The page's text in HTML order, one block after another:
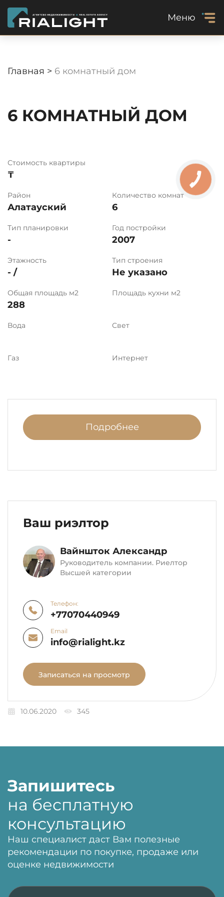
Меню
Главная > 6 комнатный дом
6 КОМНАТНЫЙ ДОМ
Стоимость квартиры
₸
Район
Алатауский
Количество комнат
6
Тип планировки
-
Год постройки
2007
Этажность
- /
Тип строения
Не указано
Общая площадь м2
288
Площадь кухни м2
Вода Свет
Газ Интернет
Подробнее
Ваш риэлтор
Вайншток Александр
Руководитель компании. Риелтор
Высшей категории
Телефон:
+77070440949
Email
info@rialight.kz
Записаться на просмотр
10.06.2020 345
Запишитесь
на бесплатную
консультацию
Наш специалист даст Вам полезные
рекомендации по покупке, продаже или
оценке недвижимости